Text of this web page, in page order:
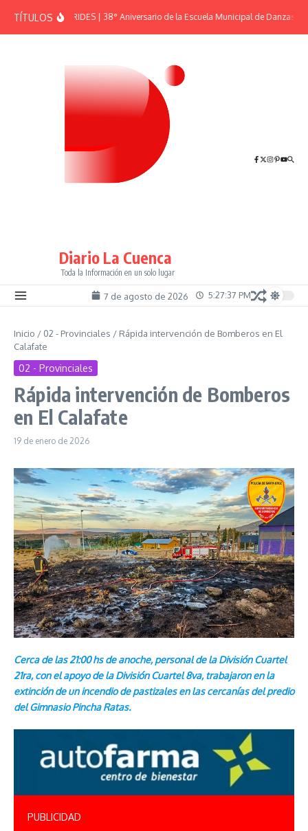
TÍTULOSEFEMÉRIDES | 38° Aniversario de la Escuela Municipal de Danzas “El
Diario La Cuenca
Toda la Información en un solo lugar
7 de agosto de 2026 5:27:37 PM
Inicio / 02 - Provinciales / Rápida intervención de Bomberos en El
Calafate
02 - Provinciales
Rápida intervención de Bomberos
en El Calafate
19 de enero de 2026
Cerca de las 21:00 hs de anoche, personal de la División Cuartel
21ra, con el apoyo de la División Cuartel 8va, trabajaron en la
extinción de un incendio de pastizales en las cercanías del predio
del Gimnasio Pincha Ratas.
PUBLICIDAD